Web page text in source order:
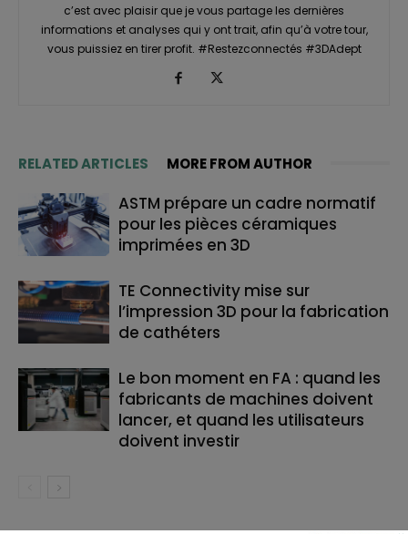
c’est avec plaisir que je vous partage les dernières
informations et analyses qui y ont trait, afin qu’à votre tour,
vous puissiez en tirer profit. #Restezconnectés #3DAdept
RELATED ARTICLES MORE FROM AUTHOR
ASTM prépare un cadre normatif
pour les pièces céramiques
imprimées en 3D
TE Connectivity mise sur
l’impression 3D pour la fabrication
de cathéters
Le bon moment en FA : quand les
fabricants de machines doivent
lancer, et quand les utilisateurs
doivent investir